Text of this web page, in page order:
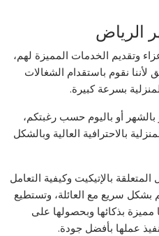
الرياض
وتقديم الخدمات المميزة لهم،
نقوم باستقدام الشغالات
بسرعة كبيرة.
بالشهر أو باليوم حسب رغبتكم،
بالاحترافية العالية وبالشكل
بالإتيكيت وكيفية التعامل
بشكل سريع مع العائلة، وتستطيع
مميزة بذكائها وبحصولها على
عملها بأفضل جودة.